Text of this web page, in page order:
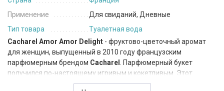
Применение
Для свиданий, Дневные
Тип товара
Туалетная вода
Cacharel Amor Amor Delight - фруктово-цветочный аромат
для женщин, выпущенный в 2010 году французским
парфюмерным брендом Cacharel
. Парфюмерный букет
получился по-настоящему игривым и кокетливым. Этот
ароматный шедевр подарит вам щедрую порцию